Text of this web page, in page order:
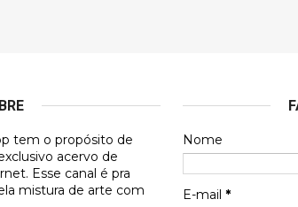
tem o propósito de
acervo de
Esse canal é pra
mistura de arte com
Nome
E-mail *